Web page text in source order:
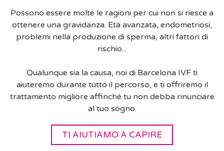
Possono essere molte le ragioni per cui non si riesce a
ottenere una gravidanza. Età avanzata, endometriosi,
problemi nella produzione di sperma, altri fattori di
rischio...
Qualunque sia la causa, noi di Barcelona IVF ti
aiuteremo durante tutto il percorso, e ti offriremo il
trattamento migliore affinché tu non debba rinunciare
al tuo sogno.
TI AIUTIAMO A CAPIRE